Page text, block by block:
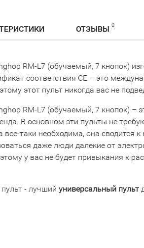
ОТЗЫВЫ 0
RM-L7 (обучаемый, 7 кнопок)
соответствия СЕ – это
этот пульт никогда вас не
RM-L7 (обучаемый, 7 кнопок) –
В основном эти пульты не
все-таки необходима, она
даже люди далекие от
у вас не будет привыкания к
- лучший универсальный пульт